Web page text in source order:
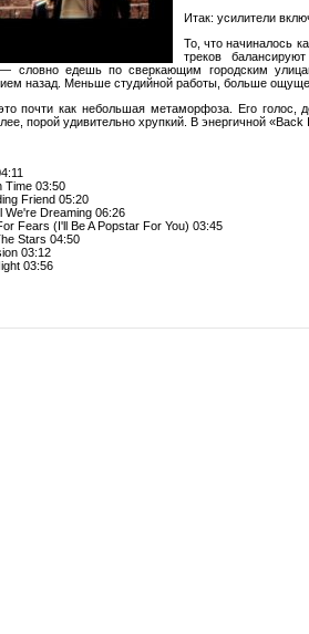
Итак: усилители
То, что начиналось
треков
— словно едешь по сверкающим городским
назад. Меньше студийной работы, больше
почти как небольшая метаморфоза. Его голос,
порой удивительно хрупкий. В энергичной
Time 03:50
Friend 05:20
We're Dreaming 06:26
Fears (I'll Be A Popstar For You) 03:45
Stars 04:50
03:12
03:56